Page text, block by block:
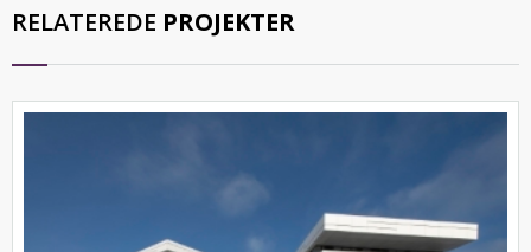
RELATEREDE PROJEKTER